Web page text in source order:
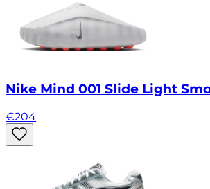
Nike Mind 001 Slide Light
€204